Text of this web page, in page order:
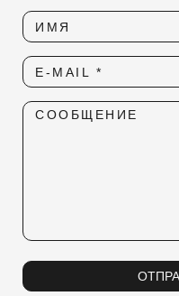
ИМЯ
СООБЩЕНИЕ
E-MAIL *